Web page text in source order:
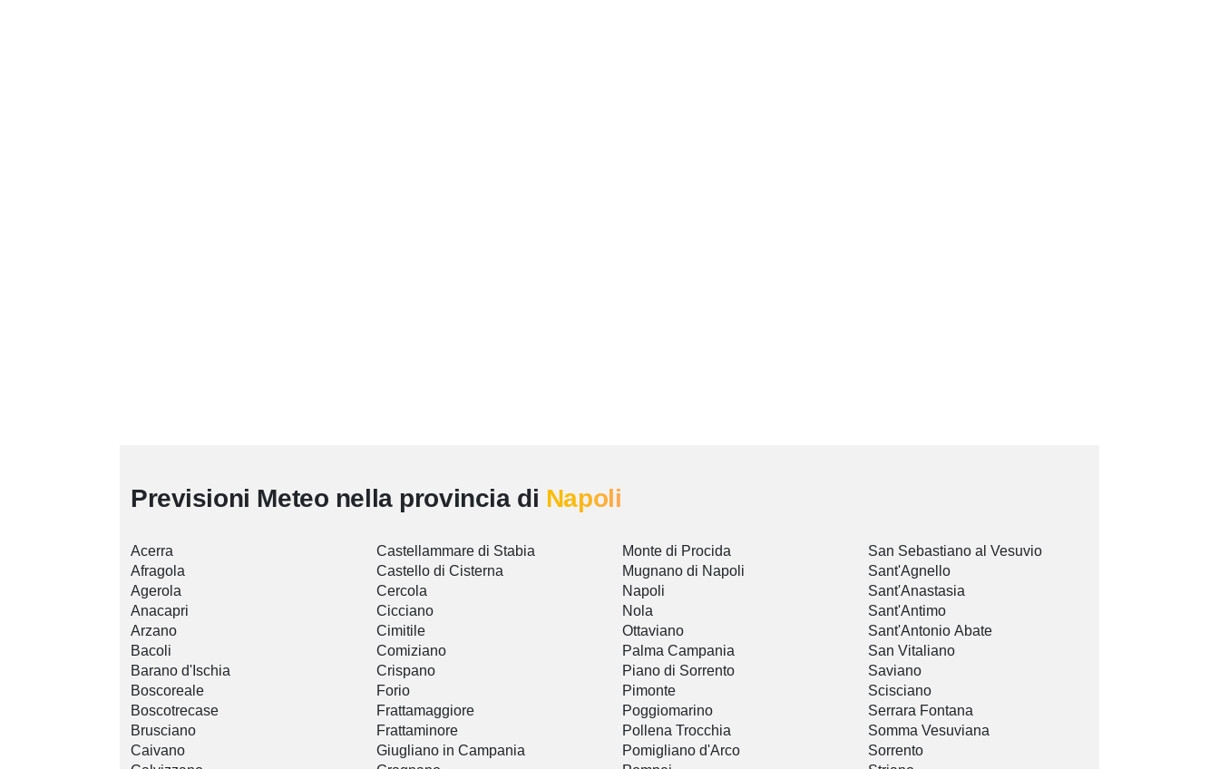
Previsioni Meteo nella provincia di Napoli
Acerra
Afragola
Agerola
Anacapri
Arzano
Bacoli
Barano d'Ischia
Boscoreale
Boscotrecase
Brusciano
Caivano
Castellammare di Stabia
Castello di Cisterna
Cercola
Cicciano
Cimitile
Comiziano
Crispano
Forio
Frattamaggiore
Frattaminore
Giugliano in Campania
Monte di Procida
Mugnano di Napoli
Napoli
Nola
Ottaviano
Palma Campania
Piano di Sorrento
Pimonte
Poggiomarino
Pollena Trocchia
Pomigliano d'Arco
San Sebastiano al Vesuvio
Sant'Agnello
Sant'Anastasia
Sant'Antimo
Sant'Antonio Abate
San Vitaliano
Saviano
Scisciano
Serrara Fontana
Somma Vesuviana
Sorrento